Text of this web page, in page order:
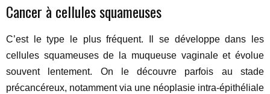
Cancer à cellules squameuses
C’est le type le plus fréquent. Il se développe dans les
cellules squameuses de la muqueuse vaginale et évolue
souvent lentement. On le découvre parfois au stade
précancéreux, notamment via une néoplasie intra-épithéliale